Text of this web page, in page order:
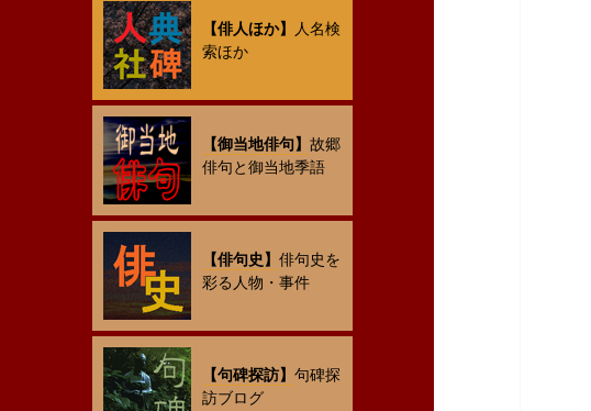
【俳人ほか】 人名検
索ほか
【御当地俳句】故郷
俳句と御当地季語
【俳句史】俳句史を
彩る人物・事件
【句碑探訪】句碑探
訪ブログ